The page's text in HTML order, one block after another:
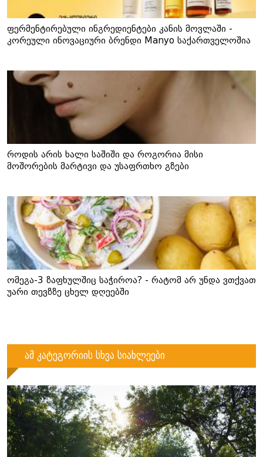
ფერმენტირებული ინგრედიენტები კანის მოვლაში -
კორეული ინოვაციური ბრენდი Manyo საქართველოშია
როდის არის ხალი საშიში და როგორია მისი
მოშორების მარტივი და უსაფრთხო გზები
ომეგა-3 ზაფხულშიც საჭიროა? - რატომ არ უნდა ვთქვათ
უარი თევზზე ცხელ დღეებში
ამ კატეგორიის სხვა სიახლეები